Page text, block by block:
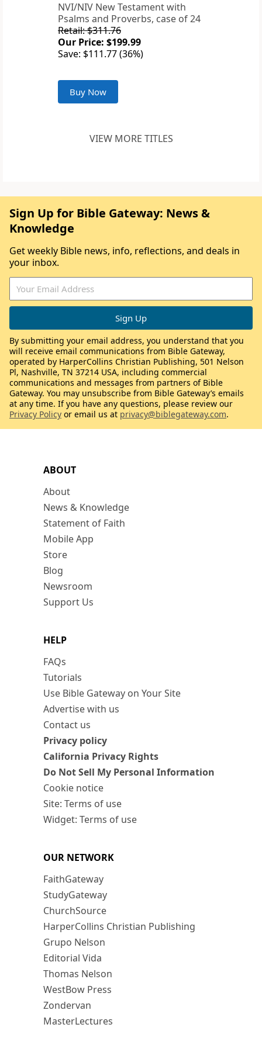
NVI/NIV New Testament with
Psalms and Proverbs, case of 24
Retail: $311.76
Our Price: $199.99
Save: $111.77 (36%)
Buy Now
VIEW MORE TITLES
ABOUT
About
News & Knowledge
Statement of Faith
Mobile App
Store
Blog
Newsroom
Support Us
HELP
FAQs
Tutorials
Use Bible Gateway on Your Site
Advertise with us
Contact us
Privacy policy
California Privacy Rights
Do Not Sell My Personal Information
Cookie notice
Site: Terms of use
Widget: Terms of use
OUR NETWORK
FaithGateway
StudyGateway
ChurchSource
HarperCollins Christian Publishing
Grupo Nelson
Editorial Vida
Thomas Nelson
WestBow Press
Zondervan
MasterLectures
Sign Up for Bible Gateway: News &
Knowledge
Get weekly Bible news, info, reflections, and deals in
your inbox.
By submitting your email address, you understand that you
will receive email communications from Bible Gateway,
operated by HarperCollins Christian Publishing, 501 Nelson
Pl, Nashville, TN 37214 USA, including commercial
communications and messages from partners of Bible
Gateway. You may unsubscribe from Bible Gateway’s emails
at any time. If you have any questions, please review our
Privacy Policy or email us at privacy@biblegateway.com.